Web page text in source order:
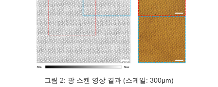
그림 2: 광 스캔 영상 결과 (스케일: 300μm)